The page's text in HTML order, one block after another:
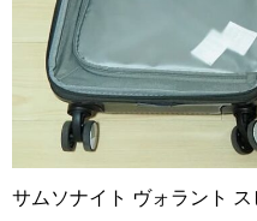
サムソナイト ヴォラント